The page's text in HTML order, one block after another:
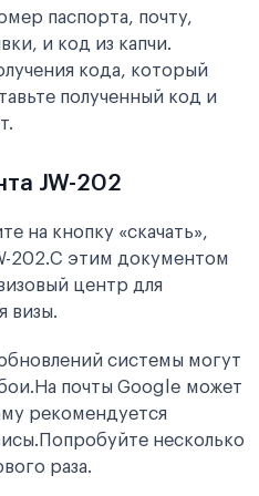
паспорта, почту,
и код из капчи.
кода, который
полученный код и
JW-202
на кнопку «скачать»,
202.С этим документом
центр для
визы.
системы могут
почты Google может
рекомендуется
несколько
раза.